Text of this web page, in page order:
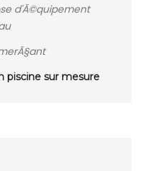
d'Ã©quipement
piscine sur mesure